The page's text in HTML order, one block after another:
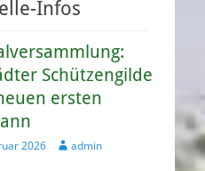
Infos
Schützengilde
ersten
2026 Autoradmin